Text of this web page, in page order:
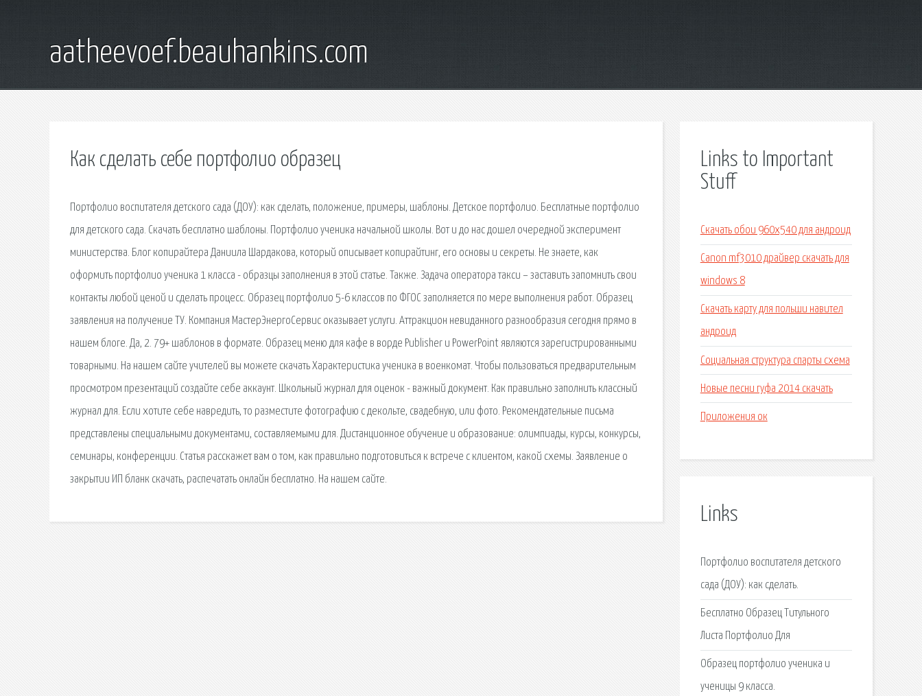
aatheevoef.beauhankins.com
Как сделать себе портфолио образец
Портфолио воспитателя детского сада (ДОУ): как сделать, положение, примеры, шаблоны. Детское портфолио. Бесплатные портфолио
для детского сада. Скачать бесплатно шаблоны. Портфолио ученика начальной школы. Вот и до нас дошел очередной эксперимент
министерства. Блог копирайтера Даниила Шардакова, который описывает копирайтинг, его основы и секреты. Не знаете, как
оформить портфолио ученика 1 класса - образцы заполнения в этой статье. Также. Задача оператора такси – заставить запомнить свои
контакты любой ценой и сделать процесс. Образец портфолио 5-6 классов по ФГОС заполняется по мере выполнения работ. Образец
заявления на получение ТУ. Компания МастерЭнергоСервис оказывает услуги. Аттракцион невиданного разнообразия сегодня прямо в
нашем блоге. Да, 2. 79+ шаблонов в формате. Образец меню для кафе в ворде Publisher и PowerPoint являются зарегистрированными
товарными. На нашем сайте учителей вы можете скачать Характеристика ученика в военкомат. Чтобы пользоваться предварительным
просмотром презентаций создайте себе аккаунт. Школьный журнал для оценок - важный документ. Как правильно заполнить классный
журнал для. Если хотите себе навредить, то разместите фотографию с декольте, свадебную, или фото. Рекомендательные письма
представлены специальными документами, составляемыми для. Дистанционное обучение и образование: олимпиады, курсы, конкурсы,
семинары, конференции. Статья расскажет вам о том, как правильно подготовиться к встрече с клиентом, какой схемы. Заявление о
закрытии ИП бланк скачать, распечатать онлайн бесплатно. На нашем сайте.
Links to Important
Stuff
Скачать обои 960х540 для андроид
Canon mf3010 драйвер скачать для
windows 8
Скачать карту для польши навител
андроид
Социальная структура спарты схема
Новые песни гуфа 2014 скачать
Приложения ок
Links
Портфолио воспитателя детского
сада (ДОУ): как сделать.
Бесплатно Образец Титульного
Листа Портфолио Для
Образец портфолио ученика и
ученицы 9 класса.